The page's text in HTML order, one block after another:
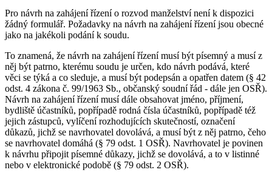
Pro návrh na zahájení řízení o rozvod manželství není k dispozici
žádný formulář. Požadavky na návrh na zahájení řízení jsou obecné
jako na jakékoli podání k soudu.
To znamená, že návrh na zahájení řízení musí být písemný a musí z
něj být patrno, kterému soudu je určen, kdo návrh podává, které
věci se týká a co sleduje, a musí být podepsán a opatřen datem (§ 42
odst. 4 zákona č. 99/1963 Sb., občanský soudní řád - dále jen OSŘ).
Návrh na zahájení řízení musí dále obsahovat jméno, příjmení,
bydliště účastníků, popřípadě rodná čísla účastníků, popřípadě též
jejich zástupců, vylíčení rozhodujících skutečností, označení
důkazů, jichž se navrhovatel dovolává, a musí být z něj patrno, čeho
se navrhovatel domáhá (§ 79 odst. 1 OSŘ). Navrhovatel je povinen
k návrhu připojit písemné důkazy, jichž se dovolává, a to v listinné
nebo v elektronické podobě (§ 79 odst. 2 OSŘ).